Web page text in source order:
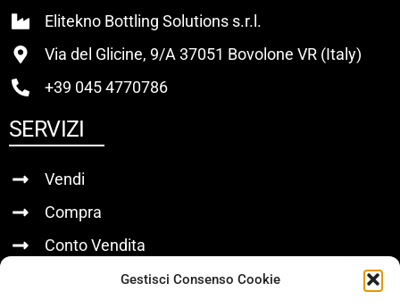
Gestisci Consenso Cookie
Elitekno Bottling Solutions s.r.l.
Via del Glicine, 9/A 37051 Bovolone VR (Italy)
+39 045 4770786
SERVIZI
Vendi
Compra
Conto Vendita